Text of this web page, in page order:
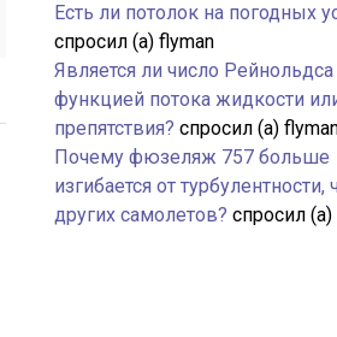
Есть ли потолок на погодных
спросил (а) flyman
Является ли число Рейнольдса
функцией потока жидкости
препятствия? спросил (а)
Почему фюзеляж 757 больше
изгибается от турбулентности,
других самолетов? спросил